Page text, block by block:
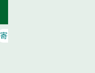
寄付で応援